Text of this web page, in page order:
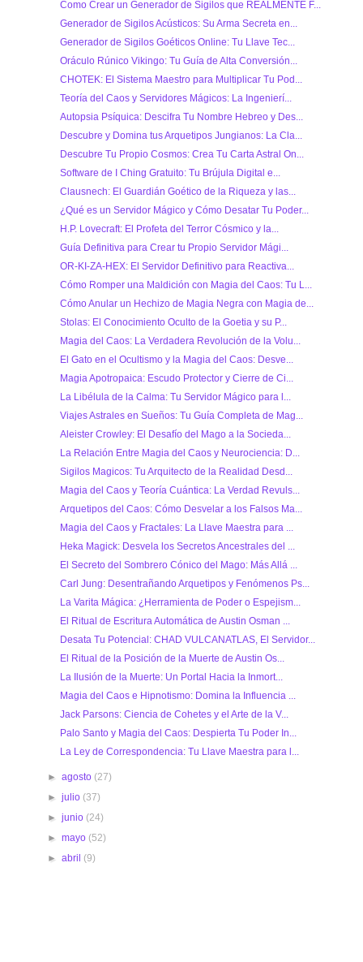
Como Crear un Generador de Sigilos que REALMENTE F...
Generador de Sigilos Acústicos: Su Arma Secreta en...
Generador de Sigilos Goéticos Online: Tu Llave Tec...
Oráculo Rúnico Vikingo: Tu Guía de Alta Conversión...
CHOTEK: El Sistema Maestro para Multiplicar Tu Pod...
Teoría del Caos y Servidores Mágicos: La Ingenierí...
Autopsia Psíquica: Descifra Tu Nombre Hebreo y Des...
Descubre y Domina tus Arquetipos Jungianos: La Cla...
Descubre Tu Propio Cosmos: Crea Tu Carta Astral On...
Software de I Ching Gratuito: Tu Brújula Digital e...
Clausnech: El Guardián Goético de la Riqueza y las...
¿Qué es un Servidor Mágico y Cómo Desatar Tu Poder...
H.P. Lovecraft: El Profeta del Terror Cósmico y la...
Guía Definitiva para Crear tu Propio Servidor Mági...
OR-KI-ZA-HEX: El Servidor Definitivo para Reactiva...
Cómo Romper una Maldición con Magia del Caos: Tu L...
Cómo Anular un Hechizo de Magia Negra con Magia de...
Stolas: El Conocimiento Oculto de la Goetia y su P...
Magia del Caos: La Verdadera Revolución de la Volu...
El Gato en el Ocultismo y la Magia del Caos: Desve...
Magia Apotropaica: Escudo Protector y Cierre de Ci...
La Libélula de la Calma: Tu Servidor Mágico para l...
Viajes Astrales en Sueños: Tu Guía Completa de Mag...
Aleister Crowley: El Desafío del Mago a la Socieda...
La Relación Entre Magia del Caos y Neurociencia: D...
Sigilos Magicos: Tu Arquitecto de la Realidad Desd...
Magia del Caos y Teoría Cuántica: La Verdad Revuls...
Arquetipos del Caos: Cómo Desvelar a los Falsos Ma...
Magia del Caos y Fractales: La Llave Maestra para ...
Heka Magick: Desvela los Secretos Ancestrales del ...
El Secreto del Sombrero Cónico del Mago: Más Allá ...
Carl Jung: Desentrañando Arquetipos y Fenómenos Ps...
La Varita Mágica: ¿Herramienta de Poder o Espejism...
El Ritual de Escritura Automática de Austin Osman ...
Desata Tu Potencial: CHAD VULCANATLAS, El Servidor...
El Ritual de la Posición de la Muerte de Austin Os...
La Ilusión de la Muerte: Un Portal Hacia la Inmort...
Magia del Caos e Hipnotismo: Domina la Influencia ...
Jack Parsons: Ciencia de Cohetes y el Arte de la V...
Palo Santo y Magia del Caos: Despierta Tu Poder In...
La Ley de Correspondencia: Tu Llave Maestra para l...
►agosto (27)
►julio (37)
►junio (24)
►mayo (52)
►abril (9)